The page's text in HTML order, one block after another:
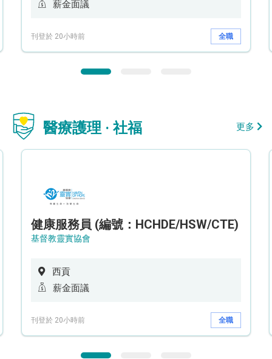
薪金面議
刊登於 20小時前 全職
醫療護理 · 社福 更多
健康服務員 (編號：HCHDE/HSW/CTE)
基督教靈實協會
西貢
薪金面議
刊登於 20小時前 全職